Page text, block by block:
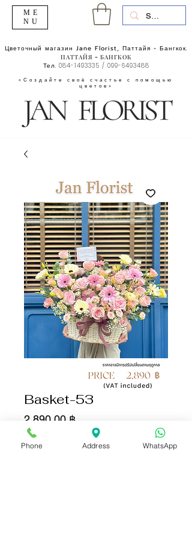
«Создайте своё счастье с помощью
цветов»
Цветочный магазин Jane Florist, Паттайя - Бангкок.
ПАТТАЙЯ - БАНГКОК
Тел. 084-1493335 / 099-6493488
ME
NU
Basket-53
2 890,00 ฿Цена
Количество
Phone Address WhatsApp